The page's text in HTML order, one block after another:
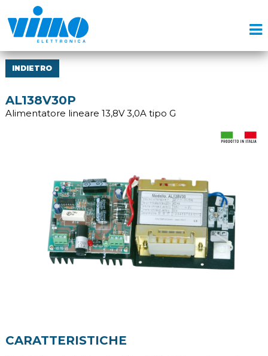
INDIETRO
AL138V30P
Alimentatore lineare 13,8V 3,0A tipo G
CARATTERISTICHE